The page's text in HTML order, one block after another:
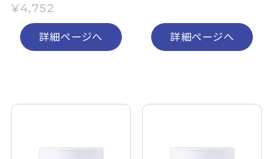
会員登録でお得
NEWS一覧
¥4,752
詳細ページへ 詳細ページへ